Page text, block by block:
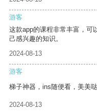
游客
这款app的课程非常丰富，可
己感兴趣的知识。
2024-08-13
游客
梯子神器，ins随便看，美美哒
2024-08-13